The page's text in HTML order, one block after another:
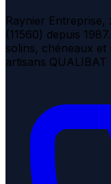
Raynier
(11560) depuis
solins, chéneaux
artisans